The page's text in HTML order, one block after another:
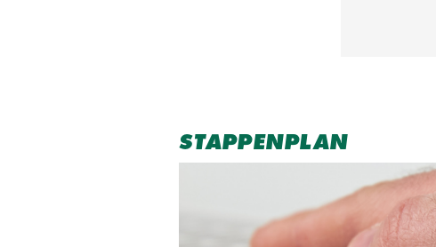
STAPPENPLAN